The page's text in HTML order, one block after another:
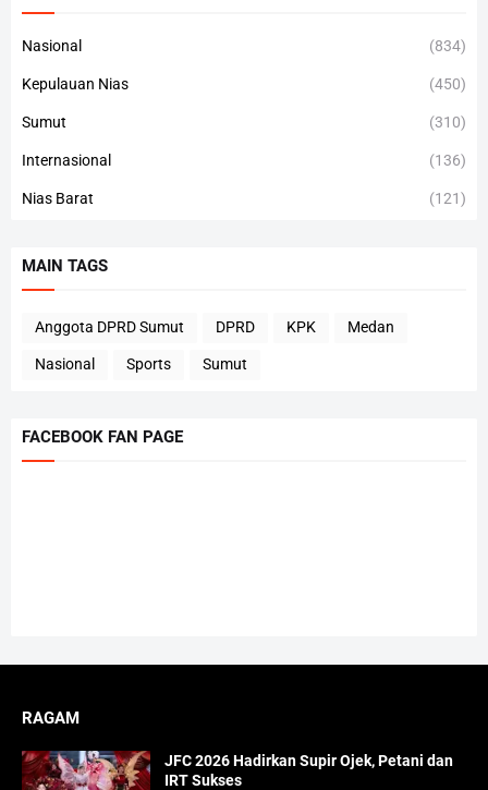
Nasional (834)
Kepulauan Nias (450)
Sumut (310)
Internasional (136)
Nias Barat (121)
MAIN TAGS
Anggota DPRD Sumut DPRD KPK Medan
Nasional Sports Sumut
FACEBOOK FAN PAGE
RAGAM
JFC 2026 Hadirkan Supir Ojek, Petani dan
IRT Sukses